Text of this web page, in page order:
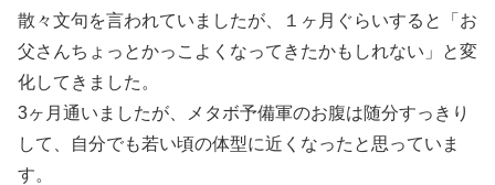
散々文句を言われていましたが、１ヶ月ぐらいすると「お
父さんちょっとかっこよくなってきたかもしれない」と変
化してきました。
3ヶ月通いましたが、メタボ予備軍のお腹は随分すっきり
して、自分でも若い頃の体型に近くなったと思っていま
す。